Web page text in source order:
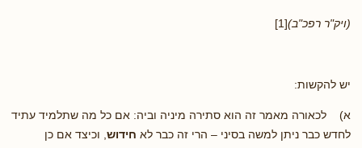
(ויק"ר רפכ"ב)[1]
יש להקשות:
א) לכאורה מאמר זה הוא סתירה מיניה וביה: אם כל מה שתלמיד עתיד
לחדש כבר ניתן למשה בסיני – הרי זה כבר לא חידוש , וכיצד אם כן